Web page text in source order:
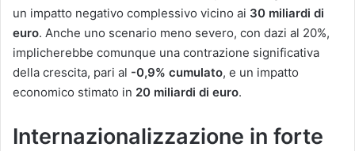
un impatto negativo complessivo vicino ai 30 miliardi di
euro. Anche uno scenario meno severo, con dazi al 20%,
implicherebbe comunque una contrazione significativa
della crescita, pari al -0,9% cumulato, e un impatto
economico stimato in 20 miliardi di euro.
Internazionalizzazione in forte